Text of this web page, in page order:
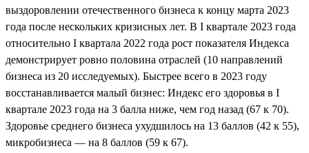
выздоровлении отечественного бизнеса к концу марта 2023
года после нескольких кризисных лет. В I квартале 2023 года
относительно I квартала 2022 года рост показателя Индекса
демонстрирует ровно половина отраслей (10 направлений
бизнеса из 20 исследуемых). Быстрее всего в 2023 году
восстанавливается малый бизнес: Индекс его здоровья в I
квартале 2023 года на 3 балла ниже, чем год назад (67 к 70).
Здоровье среднего бизнеса ухудшилось на 13 баллов (42 к 55),
микробизнеса — на 8 баллов (59 к 67).